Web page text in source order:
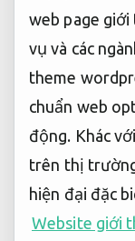
web page giới
vụ và các
theme
chuẩn web
động. Khác
trên thị
hiện đại đặc
Website giới